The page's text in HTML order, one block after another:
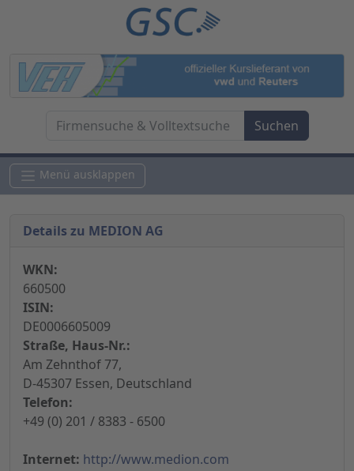
Menü ausklappen
Details zu MEDION AG
WKN:
660500
ISIN:
DE0006605009
Straße, Haus-Nr.:
Am Zehnthof 77,
D-45307 Essen, Deutschland
Telefon:
+49 (0) 201 / 8383 - 6500
Internet: http://www.medion.com